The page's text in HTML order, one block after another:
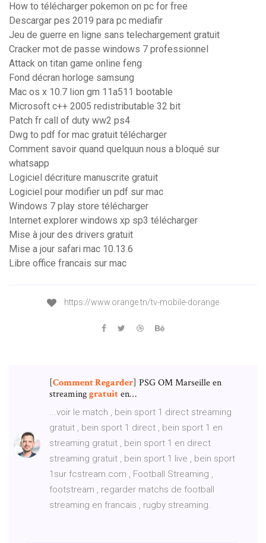
How to télécharger pokemon on pc for free
Descargar pes 2019 para pc mediafir
Jeu de guerre en ligne sans telechargement gratuit
Cracker mot de passe windows 7 professionnel
Attack on titan game online feng
Fond décran horloge samsung
Mac os x 10.7 lion gm 11a511 bootable
Microsoft c++ 2005 redistributable 32 bit
Patch fr call of duty ww2 ps4
Dwg to pdf for mac gratuit télécharger
Comment savoir quand quelquun nous a bloqué sur
whatsapp
Logiciel décriture manuscrite gratuit
Logiciel pour modifier un pdf sur mac
Windows 7 play store télécharger
Internet explorer windows xp sp3 télécharger
Mise à jour des drivers gratuit
Mise a jour safari mac 10.13.6
Libre office francais sur mac
https://www.orange.tn/tv-mobile-dorange
[Comment Regarder] PSG OM Marseille en
streaminggratuiten…
...voir le match , bein sport 1 direct streaming
gratuit , bein sport 1 direct , bein sport 1 en
streaming gratuit , bein sport 1 en direct
streaming gratuit , bein sport 1 live , bein sport
1sur fcstream.com , Football Streaming ,
footstream , regarder matchs de football
streaming en francais , rugby streaming.